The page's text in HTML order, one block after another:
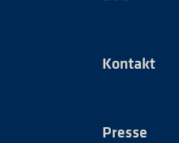
Kontakt
Presse